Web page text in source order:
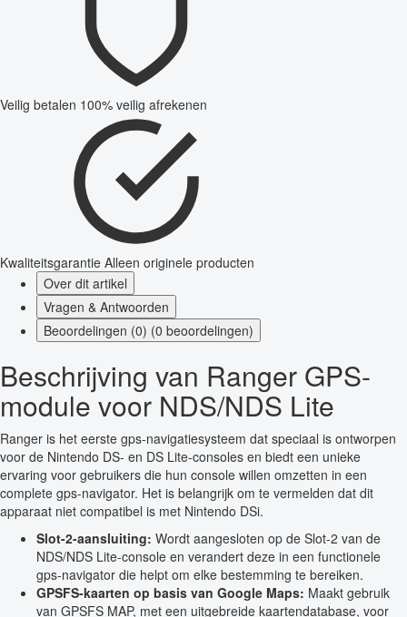
Veilig betalen 100% veilig afrekenen
Kwaliteitsgarantie Alleen originele producten
Over dit artikel
Vragen & Antwoorden
Beoordelingen (0) (0 beoordelingen)
Beschrijving van Ranger GPS-
module voor NDS/NDS Lite
Ranger is het eerste gps-navigatiesysteem dat speciaal is ontworpen
voor de Nintendo DS- en DS Lite-consoles en biedt een unieke
ervaring voor gebruikers die hun console willen omzetten in een
complete gps-navigator. Het is belangrijk om te vermelden dat dit
apparaat niet compatibel is met Nintendo DSi.
Slot-2-aansluiting: Wordt aangesloten op de Slot-2 van de
NDS/NDS Lite-console en verandert deze in een functionele
gps-navigator die helpt om elke bestemming te bereiken.
GPSFS-kaarten op basis van Google Maps: Maakt gebruik
van GPSFS MAP, met een uitgebreide kaartendatabase, voor